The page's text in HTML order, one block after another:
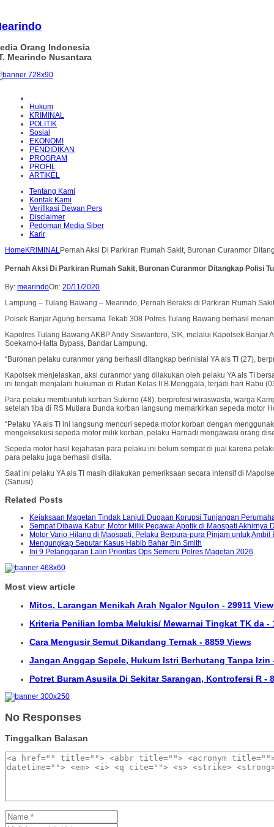
Orang Indonesia
Mearindo Nusantara
Hukum
KRIMINAL
POLITIK
Sosial
EKONOMI
PENDIDIKAN
PROGRAM
PROFIL
ARTIKEL
Tentang Kami
Kontak Kami
Verifikasi Dewan Pers
Disclaimer
Pedoman Media Siber
Karir
Home KRIMINALPernah Aksi Di Parkiran Rumah Sakit, Buronan Curanmor
Pernah Aksi Di Parkiran Rumah Sakit, Buronan Curanmor Ditangkap Polisi
By: mearindoOn: 20/11/2020
Lampung – Tulang Bawang – Mearindo, Pernah Beraksi di Parkiran Rumah
Polsek Banjar Agung bersama Tekab 308 Polres Tulang Bawang berhasil
Kapolres Tulang Bawang AKBP Andy Siswantoro, SIK, melalui Kapolsek
Soekarno-Hatta Bypass, Bandar Lampung.
“Buronan pelaku curanmor yang berhasil ditangkap berinisial YA als TI (27),
Kapolsek menjelaskan, aksi curanmor yang dilakukan oleh pelaku YA als TI
ini tengah menjalani hukuman di Rutan Kelas II B Menggala, terjadi hari Rabu
Para pelaku membuntuti korban Sukirno (48), berprofesi wiraswasta, warga
setelah tiba di RS Mutiara Bunda korban langsung memarkirkan sepeda motor
“Pelaku YA als TI ini langsung mencuri sepeda motor korban dengan
mengeksekusi sepeda motor milik korban, pelaku Harnadi mengawasi orang
Sepeda motor hasil kejahatan para pelaku ini belum sempat di jual karena
para pelaku juga berhasil disita.
Saat ini pelaku YA als TI masih dilakukan pemeriksaan secara intensif di
(Sanusi)
Related Posts
Kejaksaan Magetan Tindak Lanjuti Dugaan Korupsi Tunjangan
Sempat Dibawa Kabur, Motor Milik Pegawai Apotik di Maospati Akhirnya
Motor Vario Hilang di Maospati, Pelaku Berpura-pura Pinjam untuk Ambil
Mengungkap Seputar Kasus Habib Bahar Bin Smith
Ini 9 Pelanggaran Lalin Prioritas Ops Semeru Polres Magetan 2026
Most view article
Mitos, Larangan Menikah Arah Ngalor Ngulon - 29911
Kriteria Penilian lomba Melukis/ Mewarnai Tingkat TK da -
Cara Mengusir Semut Dikandang Ternak - 8859 Views
Jangan Anggap Sepele, Hukum Istri Berhutang Tanpa Izin
Potret Buram Asusila Di Sekitar Sarangan, Kontrofersi R -
No Responses
Tinggalkan Balasan